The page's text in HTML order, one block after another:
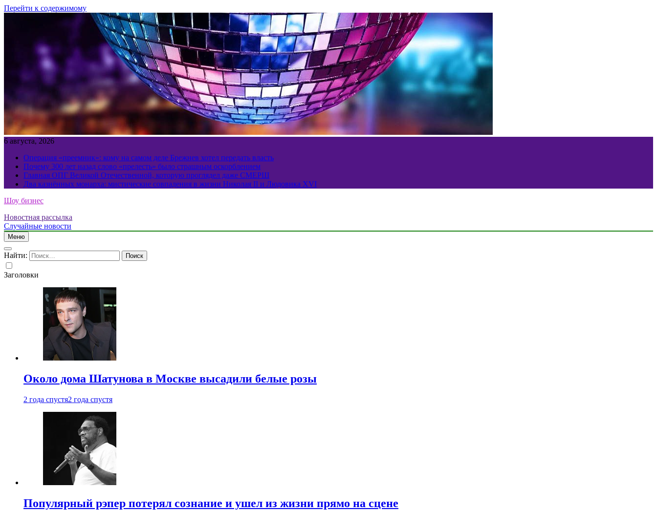
Перейти к содержимому
6 августа, 2026
Операция «преемник»: кому на самом деле Брежнев хотел передать власть
Почему 300 лет назад слово «прелесть» было страшным оскорблением
Главная ОПГ Великой Отечественной, которую проглядел даже СМЕРШ
Два казнённых монарха: мистические совпадения в жизни Николая II и Людовика XVI
Шоу бизнес
Новостная рассылка
Случайные новости
Меню
Найти:
Заголовки
Около дома Шатунова в Москве высадили белые розы
2 года спустя2 года спустя
Популярный рэпер потерял сознание и ушел из жизни прямо на сцене